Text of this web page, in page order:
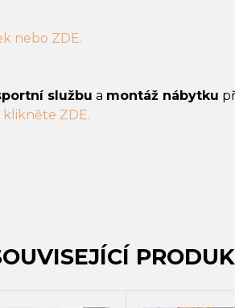
nebo ZDE.
službu a montáž nábytku
ZDE.